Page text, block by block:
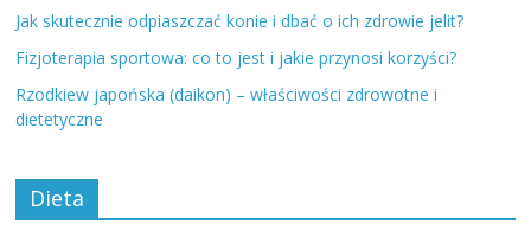
Jak skutecznie odpiaszczać konie i dbać o ich zdrowie jelit?
Fizjoterapia sportowa: co to jest i jakie przynosi korzyści?
Rzodkiew japońska (daikon) – właściwości zdrowotne i
dietetyczne
Dieta